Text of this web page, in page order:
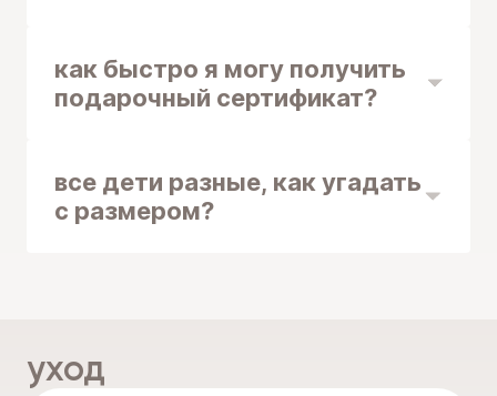
как быстро я могу получить
подарочный сертификат?
все дети разные, как угадать
с размером?
уход